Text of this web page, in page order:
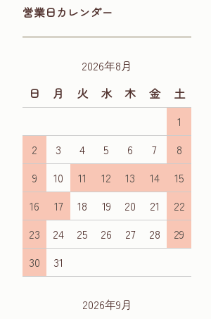
営業日カレンダー
2026年8月
日
月 火 水 木 金
土
1
2
3 4 5 6 7
8
9
10 11 12 13 14
15
16
17 18 19 20 21
22
23
24 25 26 27 28
29
30
31
2026年9月